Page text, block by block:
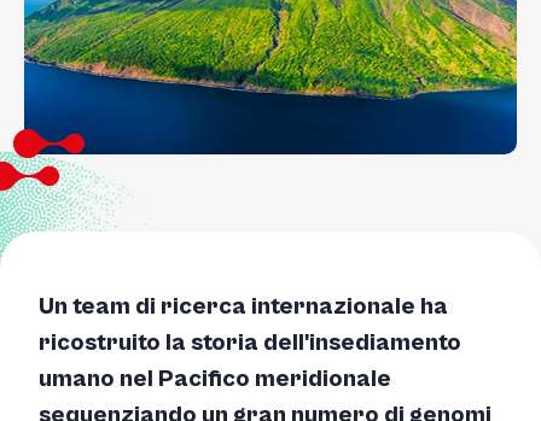
Un team di ricerca internazionale ha
ricostruito la storia dell'insediamento
umano nel Pacifico meridionale